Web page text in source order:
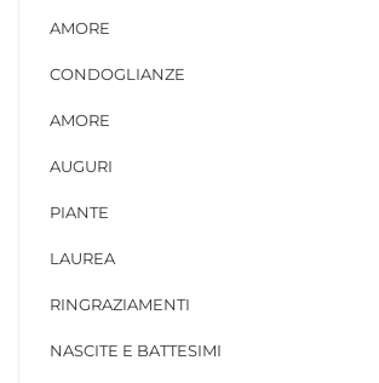
AMORE
CONDOGLIANZE
AMORE
AUGURI
PIANTE
LAUREA
RINGRAZIAMENTI
NASCITE E BATTESIMI